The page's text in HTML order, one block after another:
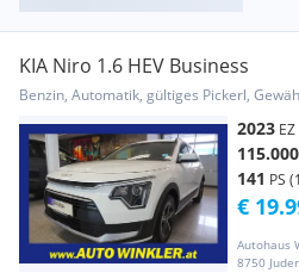
KIA Niro 1.6 HEV Business
Benzin, Automatik, gültiges Pickerl,
2023 EZ
115.000
141 PS
Autohaus
8750
€